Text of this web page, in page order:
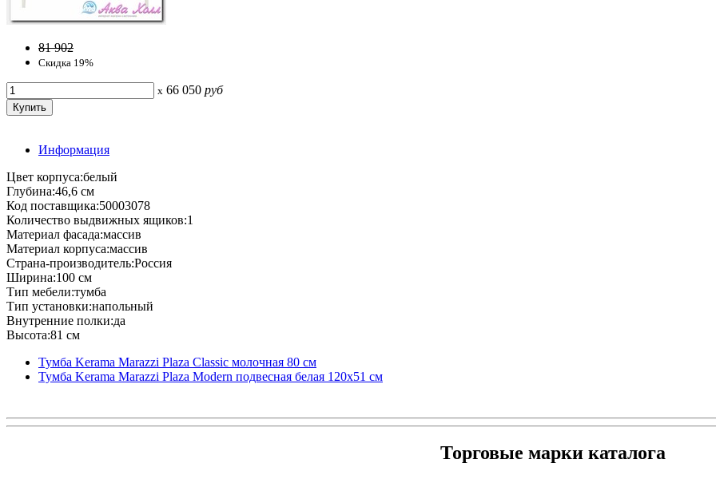
81 902
Скидка 19%
x 66 050 руб
Информация
Цвет корпуса:белый
Глубина:46,6 см
Код поставщика:50003078
Количество выдвижных ящиков:1
Материал фасада:массив
Материал корпуса:массив
Страна-производитель:Россия
Ширина:100 см
Тип мебели:тумба
Тип установки:напольный
Внутренние полки:да
Высота:81 см
Тумба Kerama Marazzi Plaza Classic молочная 80 см
Тумба Kerama Marazzi Plaza Modern подвесная белая 120х51 см
Торговые марки каталога